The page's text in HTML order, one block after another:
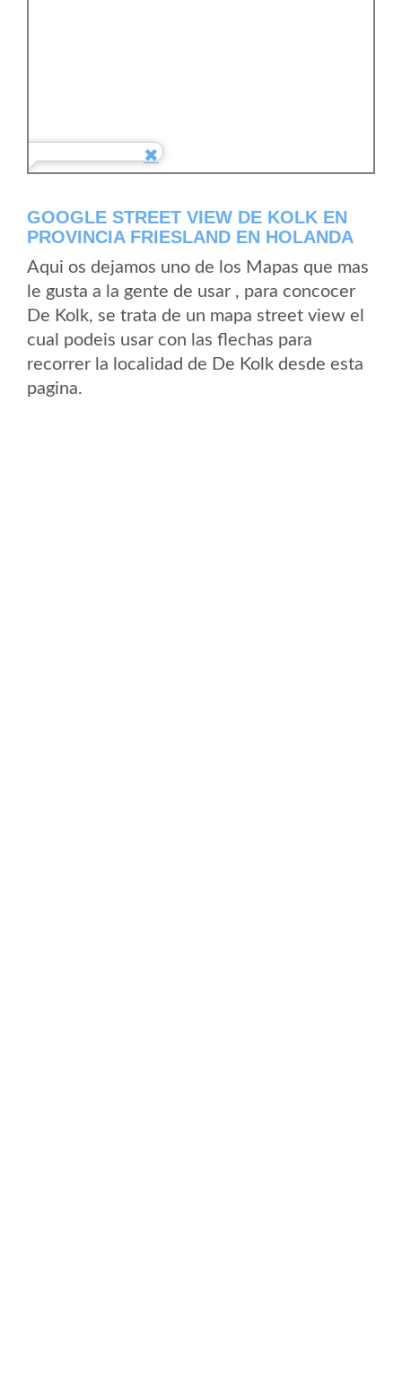
GOOGLE STREET VIEW DE KOLK EN
PROVINCIA FRIESLAND EN HOLANDA
Aqui os dejamos uno de los Mapas que mas
le gusta a la gente de usar , para concocer
De Kolk, se trata de un mapa street view el
cual podeis usar con las flechas para
recorrer la localidad de De Kolk desde esta
pagina.